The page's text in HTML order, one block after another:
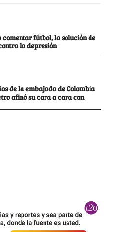
fútbol, la solución de
la depresión
de la embajada de Colombia
afinó su cara a cara con